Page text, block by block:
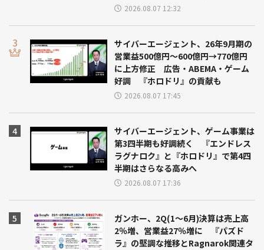
2026.08.07 12:32
サイバーエージェント、26年9月期の
営業益500億円～600億円→770億円
に上方修正 広告・ABEMA・ゲーム
好調 『ホロドリ』の貢献も
2026.08.07 17:45
サイバーエージェント、ゲーム事業は
第3四半期も好調続く 『エンドレス
ラグナロク』と『ホロドリ』で第4四
半期はさらなる高みへ
2026.08.07 17:36
ガンホー、2Q(1～6月)決算は売上高
2％増、営業益27％増に 『パズド
ラ』の堅調な推移とRagnarok関連タ